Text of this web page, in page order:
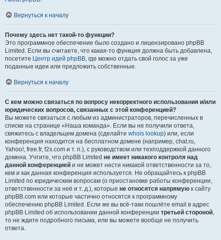
Вернуться к началу
Почему здесь нет такой-то функции?
Это программное обеспечение было создано и лицензировано phpBB
Limited. Если вы считаете, что какая-то функция должна быть добавлена,
посетите Центр идей phpBB, где можно отдать свой голос за уже
поданные идеи или предложить собственные.
Вернуться к началу
С кем можно связаться по вопросу некорректного использования и/или
юридических вопросов, связанных с этой конференцией?
Вы можете связаться с любым из администраторов, перечисленных в
списке на странице «Наша команда». Если вы не получили ответа,
свяжитесь с владельцем домена (сделайте whois lookup) или, если
конференция находится на бесплатном домене (например, chat.ru,
Yahoo!, free.fr, f2s.com и т. п.), с руководством или техподдержкой данного
домена. Учтите, что phpBB Limited не имеет никакого контроля над
данной конференцией и не может нести никакой ответственности за то,
кем и как данная конференция используется. Не обращайтесь к phpBB
Limited по юридическим вопросам (о приостановке работы конференции,
ответственности за неё и т. д.), которые не относятся напрямую к сайту
phpBB.com или которые частично относятся к программному
обеспечению phpBB Limited. Если же вы всё-таки пошлёте email в адрес
phpBB Limited об использовании данной конференции третьей стороной,
то не ждите подробного письма, или вы можете вообще не получить
ответа.